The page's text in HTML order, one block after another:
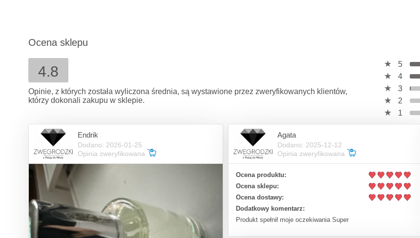
Ocena sklepu
4.8
Opinie, z których została wyliczona średnia, są wystawione przez zweryfikowanych klientów,
którzy dokonali zakupu w sklepie.
5
4
3
2
1
Endrik
Dodano: 2026-01-25
Opinia zweryfikowana
Agata
Dodano: 2025-12-12
Opinia zweryfikowana
Ocena produktu:
Ocena sklepu:
Ocena dostawy:
Dodatkowy komentarz:
Produkt spełnił moje oczekiwania Super